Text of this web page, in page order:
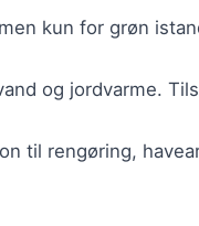
kun for grøn
og jordvarme.
til rengøring,